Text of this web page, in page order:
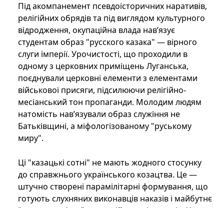
Під акомпанемент псевдоісторичних наративів,
релігійних обрядів та під виглядом культурного
відродження, окупаційна влада нав’язує
студентам образ "русского казака" — вірного
слуги імперії. Урочистості, що проходили в
одному з церковних приміщень Луганська,
поєднували церковні елементи з елементами
військової присяги, підсилюючи релігійно-
месіанський тон пропаганди. Молодим людям
натомість нав’язували образ служіння не
Батьківщині, а міфологізованому "руському
миру".
Ці "казацькі сотні" не мають жодного стосунку
до справжнього українського козацтва. Це —
штучно створені парамілітарні формування, що
готують слухняних виконавців наказів і майбутнє